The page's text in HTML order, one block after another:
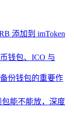
添加到 imToken
钱包、ICO 与
份钱包的重要作
包能不能放，深度